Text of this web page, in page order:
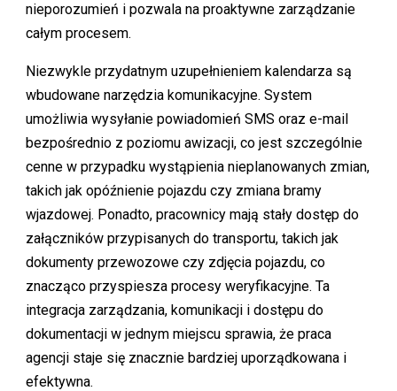
nieporozumień i pozwala na proaktywne zarządzanie
całym procesem.
Niezwykle przydatnym uzupełnieniem kalendarza są
wbudowane narzędzia komunikacyjne. System
umożliwia wysyłanie powiadomień SMS oraz e-mail
bezpośrednio z poziomu awizacji, co jest szczególnie
cenne w przypadku wystąpienia nieplanowanych zmian,
takich jak opóźnienie pojazdu czy zmiana bramy
wjazdowej. Ponadto, pracownicy mają stały dostęp do
załączników przypisanych do transportu, takich jak
dokumenty przewozowe czy zdjęcia pojazdu, co
znacząco przyspiesza procesy weryfikacyjne. Ta
integracja zarządzania, komunikacji i dostępu do
dokumentacji w jednym miejscu sprawia, że praca
agencji staje się znacznie bardziej uporządkowana i
efektywna.